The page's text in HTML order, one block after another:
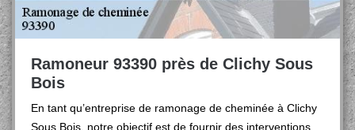
Ramoneur 93390 près de Clichy Sous
Bois
En tant qu’entreprise de ramonage de cheminée à Clichy
Sous Bois, notre objectif est de fournir des interventions